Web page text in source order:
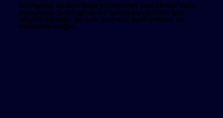
JetAgent, birden fazla sistemden veri almak veya
aynı anda farklı görevleri gerçekleştirmek için
büyük ölçekte gerçek zamanlı performansve
verimlilik sağlar.